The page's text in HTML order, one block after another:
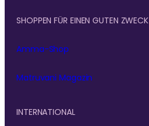
SHOPPEN FÜR EINEN GUTEN ZWECK
Amma-Shop
Matruvani Magazin
INTERNATIONAL